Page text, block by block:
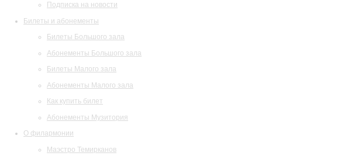
Подписка на новости
Билеты и абонементы
Билеты Большого зала
Абонементы Большого зала
Билеты Малого зала
Абонементы Малого зала
Как купить билет
Абонементы Музитория
О филармонии
Маэстро Темирканов